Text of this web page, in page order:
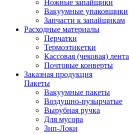
Ножные запайщики
Вакуумные упаковщики
Запчасти к запайщикам
Расходные материалы
Перчатки
Термоэтикетки
Кассовая (чековая) лента
Почтовые конверты
Заказная продукция
Пакеты
Вакуумные пакеты
Воздушно-пузырчатые
Вырубная ручка
Для мусора
Зип-Локи